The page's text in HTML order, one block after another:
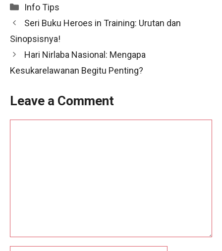
Categories
Info Tips
Seri Buku Heroes in Training: Urutan dan
Sinopsisnya!
Hari Nirlaba Nasional: Mengapa
Kesukarelawanan Begitu Penting?
Leave a Comment